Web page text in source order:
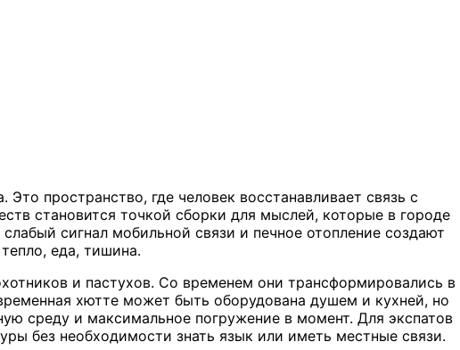
пространство, где человек восстанавливает связь с
становится точкой сборки для мыслей, которые в городе
сигнал мобильной связи и печное отопление создают
еда, тишина.
и пастухов. Со временем они трансформировались в
хютте может быть оборудована душем и кухней, но
среду и максимальное погружение в момент. Для экспатов
без необходимости знать язык или иметь местные связи.